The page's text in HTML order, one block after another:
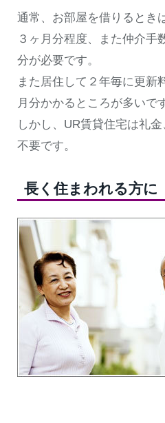
通常、お部屋を借りるとき
３ヶ月分程度、また仲介手
分が必要です。
また居住して２年毎に更新
月分かかるところが多いで
しかし、UR賃貸住宅は礼
不要です。
長く住まわれる方に